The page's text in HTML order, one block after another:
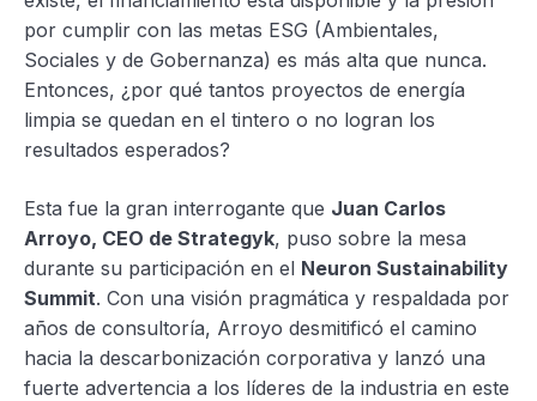
por cumplir con las metas ESG (Ambientales,
Sociales y de Gobernanza) es más alta que nunca.
Entonces, ¿por qué tantos proyectos de energía
limpia se quedan en el tintero o no logran los
resultados esperados?
Esta fue la gran interrogante que Juan Carlos
Arroyo, CEO de Strategyk, puso sobre la mesa
durante su participación en el Neuron Sustainability
Summit. Con una visión pragmática y respaldada por
años de consultoría, Arroyo desmitificó el camino
hacia la descarbonización corporativa y lanzó una
fuerte advertencia a los líderes de la industria en este